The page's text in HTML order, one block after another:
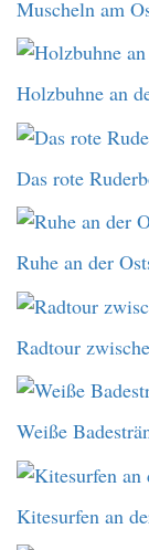
Muscheln am
Holzbuhne an
Das rote
Ruhe an der
Radtour
Weiße
Kitesurfen an